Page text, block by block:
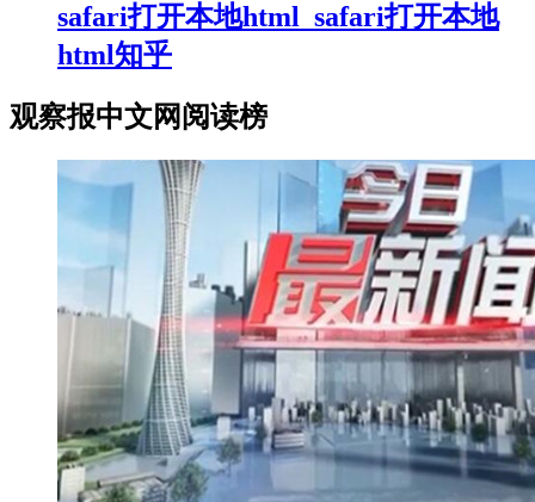
safari打开本地html_safari打开本地
html知乎
观察报中文网阅读榜